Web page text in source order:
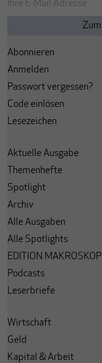
Abonnieren
Anmelden
Passwort vergessen?
Code einlösen
Lesezeichen
Aktuelle Ausgabe
Themenhefte
Spotlight
Archiv
Alle Ausgaben
Alle Spotlights
EDITION MAKROSKOP
Podcasts
Leserbriefe
Wirtschaft
Geld
Kapital & Arbeit